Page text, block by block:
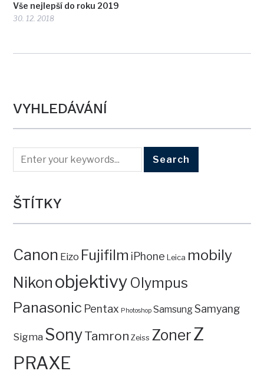
Vše nejlepší do roku 2019
30. 12. 2018
VYHLEDÁVÁNÍ
ŠTÍTKY
Canon Eizo Fujifilm iPhone Leica mobily
Nikon objektivy Olympus
Panasonic Pentax Photoshop SamsungSamyang
Sigma SonyTamron Zeiss ZonerZ
PRAXE